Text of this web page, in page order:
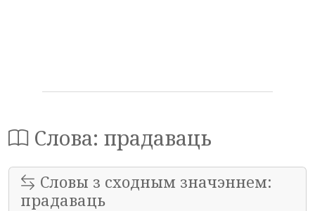
Слова: прадаваць
Словы з сходным значэннем:
прадаваць